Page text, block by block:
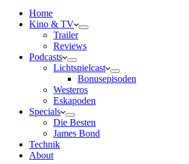
Home
Kino & TV
Trailer
Reviews
Podcasts
Lichtspielcast
Bonusepisoden
Westeros
Eskapoden
Specials
Die Besten
James Bond
Technik
About